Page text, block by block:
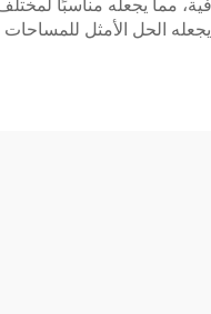
مما يجعله مناسبًا
الحل الأمثل للمساحات